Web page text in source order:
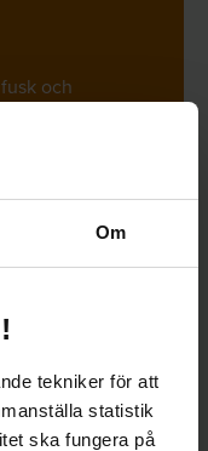
Om
tekniker för att
statistik
ska fungera på
och
trähus